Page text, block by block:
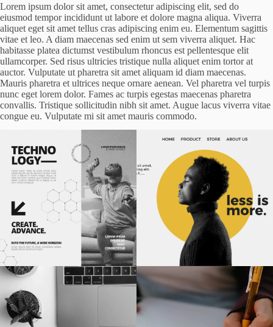
Lorem ipsum dolor sit amet, consectetur adipiscing elit, sed do
eiusmod tempor incididunt ut labore et dolore magna aliqua. Viverra
aliquet eget sit amet tellus cras adipiscing enim eu. Elementum sagittis
vitae et leo. A diam maecenas sed enim ut sem viverra aliquet. Hac
habitasse platea dictumst vestibulum rhoncus est pellentesque elit
ullamcorper. Sed risus ultricies tristique nulla aliquet enim tortor at
auctor. Vulputate ut pharetra sit amet aliquam id diam maecenas.
Mauris pharetra et ultrices neque ornare aenean. Vel pharetra vel turpis
nunc eget lorem dolor. Fames ac turpis egestas maecenas pharetra
convallis. Tristique sollicitudin nibh sit amet. Augue lacus viverra vitae
congue eu. Vulputate mi sit amet mauris commodo.